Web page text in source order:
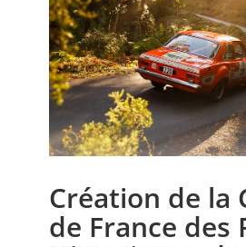
MONTAGNE
EVÈNEMENTS
CALENDRIER
FOCUS
ANNUAIRES
PETITES ANNONCES
Création de la
de France des